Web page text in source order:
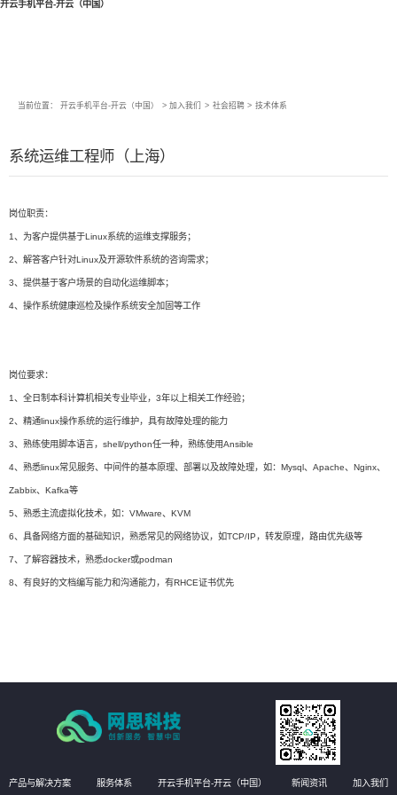
开云手机平台-开云（中国）
当前位置： 开云手机平台-开云（中国） > 加入我们 > 社会招聘 > 技术体系
系统运维工程师（上海）
岗位职责：
1、为客户提供基于Linux系统的运维支撑服务；
2、解答客户针对Linux及开源软件系统的咨询需求；
3、提供基于客户场景的自动化运维脚本；
4、操作系统健康巡检及操作系统安全加固等工作
岗位要求：
1、全日制本科计算机相关专业毕业，3年以上相关工作经验；
2、精通linux操作系统的运行维护，具有故障处理的能力
3、熟练使用脚本语言，shell/python任一种，熟练使用Ansible
4、熟悉linux常见服务、中间件的基本原理、部署以及故障处理，如：Mysql、Apache、Nginx、
Zabbix、Kafka等
5、熟悉主流虚拟化技术，如：VMware、KVM
6、具备网络方面的基础知识，熟悉常见的网络协议，如TCP/IP，转发原理，路由优先级等
7、了解容器技术，熟悉docker或podman
8、有良好的文档编写能力和沟通能力，有RHCE证书优先
产品与解决方案 服务体系 开云手机平台-开云（中国） 新闻资讯 加入我们